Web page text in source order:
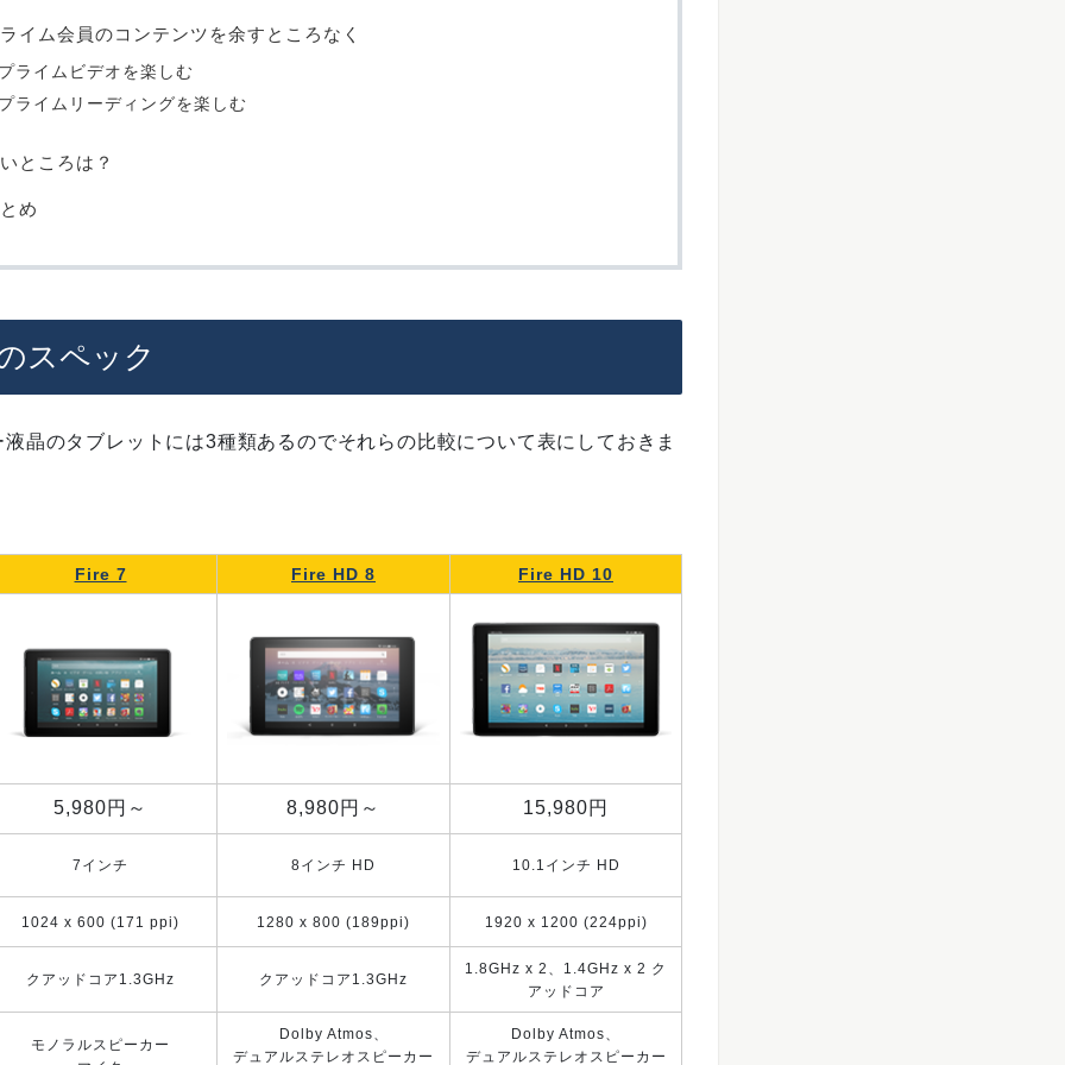
イム会員のコンテンツを余すところなく
ライムビデオを楽しむ
ライムリーディングを楽しむ
ところは？
め
スペック
晶のタブレットには3種類あるのでそれらの比較について表にしておきま
Fire 7 Fire HD 8 Fire HD 10
5,980円～ 8,980円～ 15,980円
7インチ 8インチ HD 10.1インチ HD
1024 x 600 (171 ppi) 1280 x 800 (189ppi) 1920 x 1200 (224ppi)
クアッドコア1.3GHz クアッドコア1.3GHz
1.8GHz x 2、1.4GHz x 2 ク
アッドコア
モノラルスピーカー
Dolby Atmos、
デュアルステレオスピーカー
Dolby Atmos、
デュアルステレオスピーカー